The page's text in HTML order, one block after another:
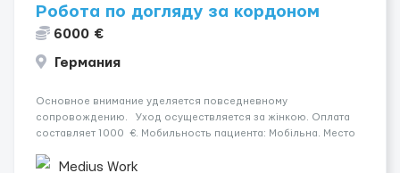
Робота по догляду за кордоном
6000 €
Германия
Основное внимание уделяется повседневному
сопровождению. Уход осуществляется за жінкою. Оплата
составляет 1000 €. Мобильность пациента: Мобільна. Место
пробуджень. Условия и требования: Пол кандидата: ж...
Medius Work